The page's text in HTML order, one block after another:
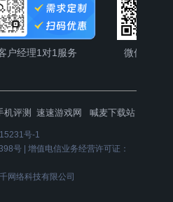
户经理1对1服务 微信公众号
机评测 速速游戏网 喊麦下载站
号-1
号| 增值电信业务经营许可证：
网络科技有限公司